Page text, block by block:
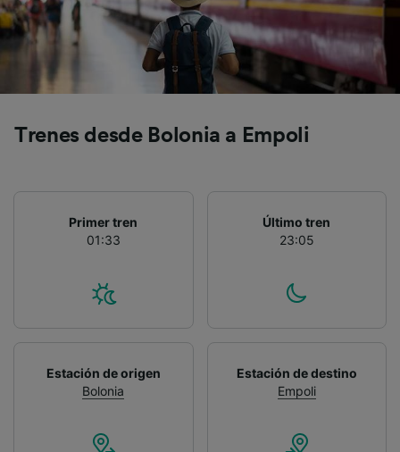
Trenes desde Bolonia a Empoli
Primer tren
01:33
Último tren
23:05
Estación de origen
Bolonia
Estación de destino
Empoli
precisa. Analizar activamente las
características del dispositivo para su
identificación. Almacenar la información en un
dispositivo y/o acceder a ella. Publicidad y
contenido personalizados, medición de